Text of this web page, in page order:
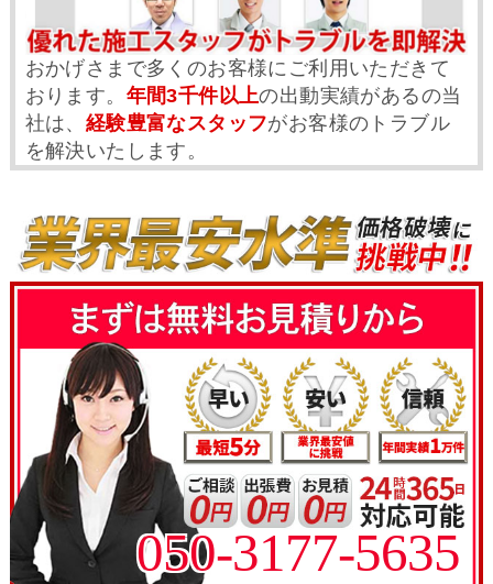
おかげさまで多くのお客様にご利用いただきて
おります。 年間3千件以上の出動実績があるの当
社は、 経験豊富なスタッフがお客様のトラブル
を解決いたします。
050-3177-5635